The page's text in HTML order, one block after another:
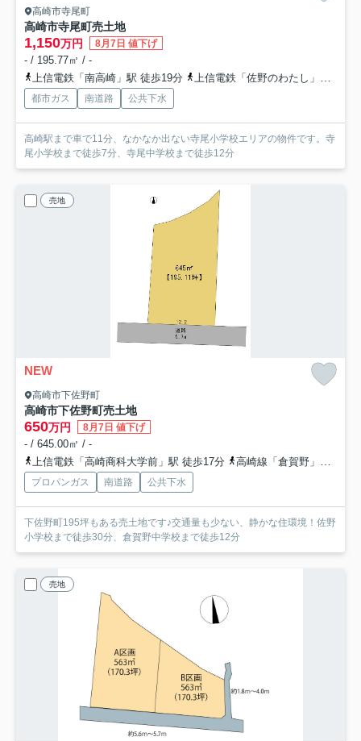
高崎市寺尾町
高崎市寺尾町売土地
1,150万円 8月7日 値下げ
- / 195.77㎡ / -
上信電鉄「南高崎」駅 徒歩19分
上信電鉄「佐野のわたし」駅 徒歩26分
都市ガス 南道路 公共下水
高崎駅まで車で11分、なかなか出ない寺尾小学校エリアの物件です。寺
尾小学校まで徒歩7分、寺尾中学校まで徒歩12分
売地
NEW
高崎市下佐野町
高崎市下佐野町売土地
650万円 8月7日 値下げ
- / 645.00㎡ / -
上信電鉄「高崎商科大学前」駅 徒歩17分
高崎線「倉賀野」駅 徒歩26分
プロパンガス 南道路 公共下水
下佐野町195坪もある売土地です♪交通量も少ない、静かな住環境！佐野
小学校まで徒歩30分、倉賀野中学校まで徒歩12分
売地